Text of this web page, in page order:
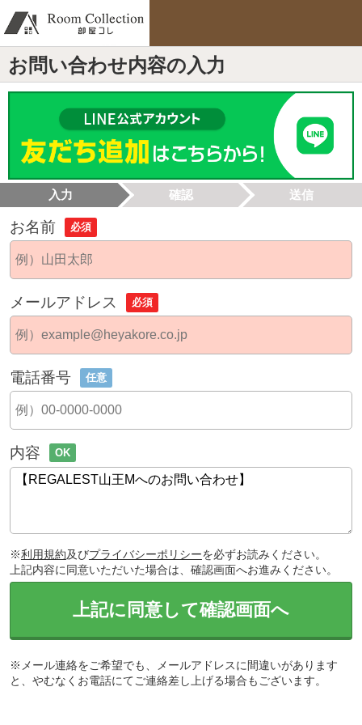
お問い合わせ内容の入力
入力 確認 送信
お名前 必須
メールアドレス 必須
電話番号 任意
内容 OK
※利用規約及びプライバシーポリシーを必ずお読みください。
上記内容に同意いただいた場合は、確認画面へお進みください。
上記に同意して確認画面へ
※メール連絡をご希望でも、メールアドレスに間違いがあります
と、やむなくお電話にてご連絡差し上げる場合もございます。